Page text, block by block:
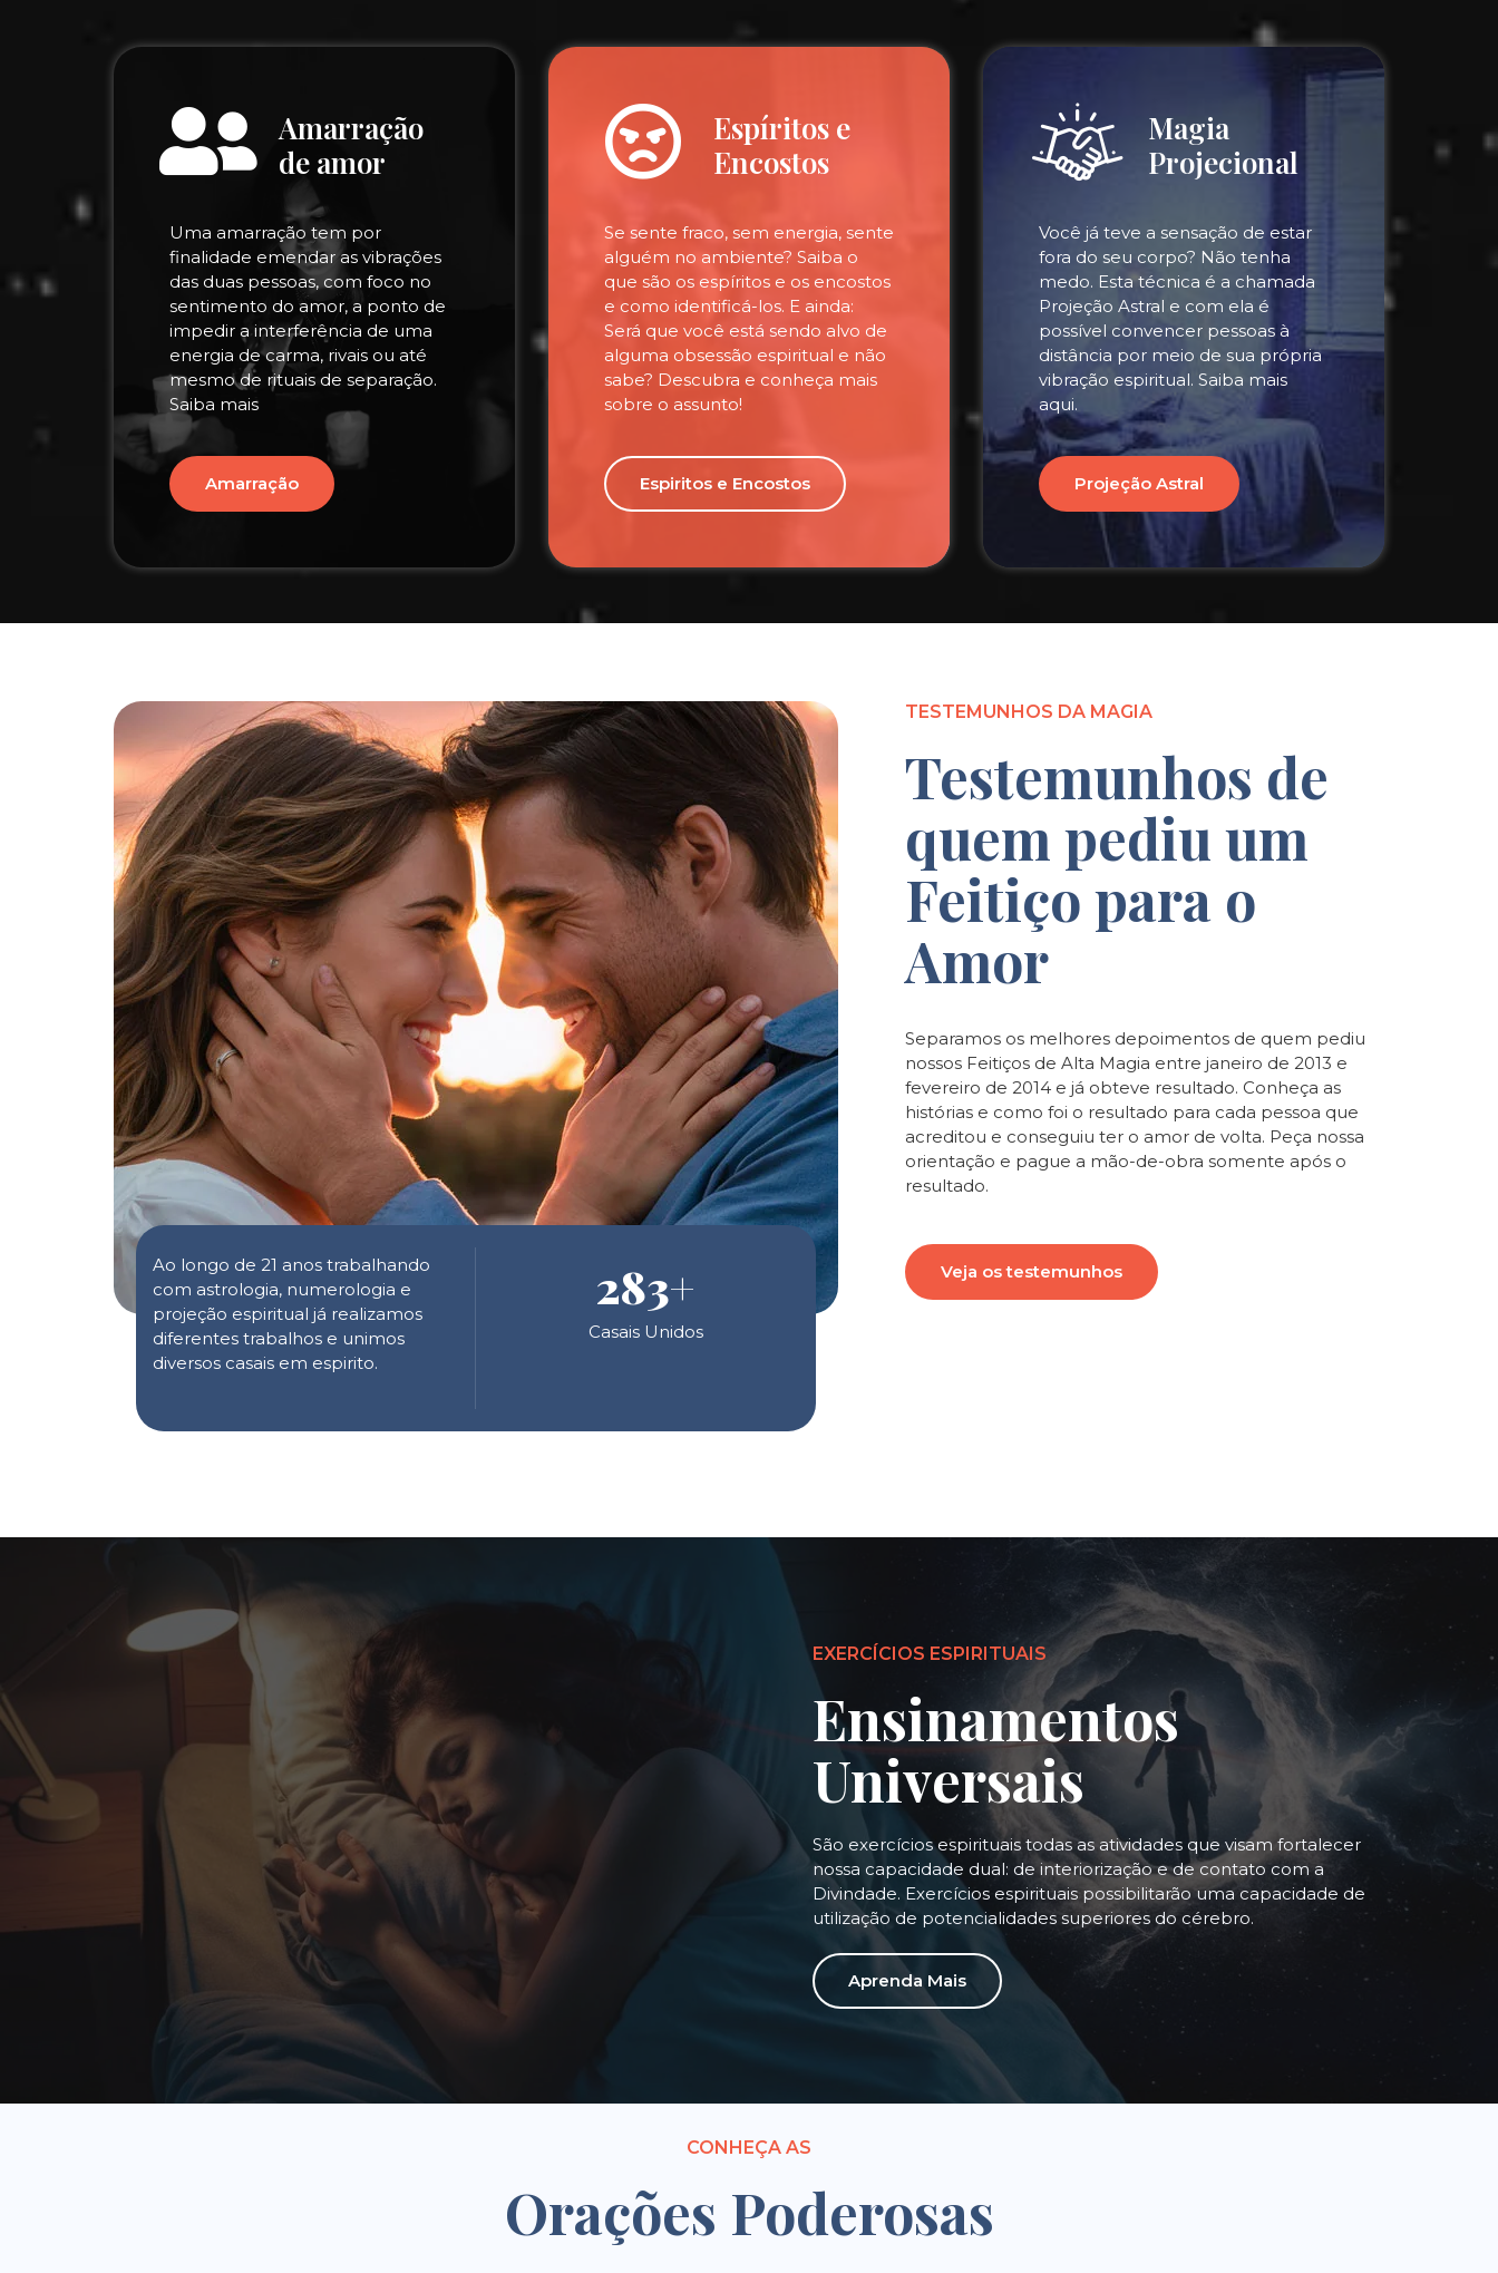
Amarração
de amor
Uma amarração tem por
finalidade emendar as vibrações
das duas pessoas, com foco no
sentimento do amor, a ponto de
impedir a interferência de uma
energia de carma, rivais ou até
mesmo de rituais de separação.
Saiba mais
Amarração
Espíritos e
Encostos
Se sente fraco, sem energia, sente
alguém no ambiente? Saiba o
que são os espíritos e os encostos
e como identificá-los. E ainda:
Será que você está sendo alvo de
alguma obsessão espiritual e não
sabe? Descubra e conheça mais
sobre o assunto!
Espiritos e Encostos
Magia
Projecional
Você já teve a sensação de estar
fora do seu corpo? Não tenha
medo. Esta técnica é a chamada
Projeção Astral e com ela é
possível convencer pessoas à
distância por meio de sua própria
vibração espiritual. Saiba mais
aqui.
Projeção Astral
Ao longo de 21 anos trabalhando
com astrologia, numerologia e
projeção espiritual já realizamos
diferentes trabalhos e unimos
diversos casais em espirito.
283+
Casais Unidos
TESTEMUNHOS DA MAGIA
Testemunhos de
quem pediu um
Feitiço para o
Amor
Separamos os melhores depoimentos de quem pediu
nossos Feitiços de Alta Magia entre janeiro de 2013 e
fevereiro de 2014 e já obteve resultado. Conheça as
histórias e como foi o resultado para cada pessoa que
acreditou e conseguiu ter o amor de volta. Peça nossa
orientação e pague a mão-de-obra somente após o
resultado.
Veja os testemunhos
EXERCÍCIOS ESPIRITUAIS
Ensinamentos
Universais
São exercícios espirituais todas as atividades que visam fortalecer
nossa capacidade dual: de interiorização e de contato com a
Divindade. Exercícios espirituais possibilitarão uma capacidade de
utilização de potencialidades superiores do cérebro.
Aprenda Mais
CONHEÇA AS
Orações Poderosas